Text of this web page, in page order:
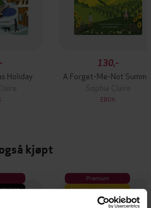
Holiday
130,-
A Forget-Me-Not
Sophie Claire
EBOK
kjøpt
Premium
Første gang på tilbud